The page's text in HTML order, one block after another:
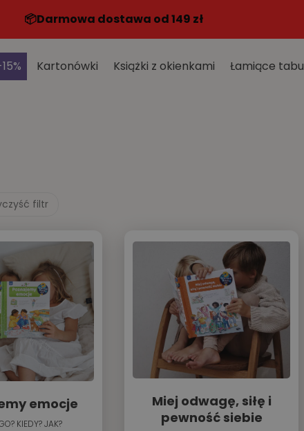
📦️Darmowa dostawa od 149 zł
Kartonówki Książki z okienkami Łamiące tabu
filtr
emocje
KIEDY? JAK?
Miej odwagę, siłę i
pewność siebie